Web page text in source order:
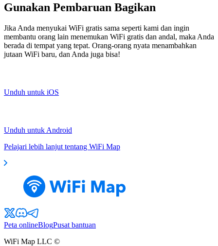
Gunakan Pembaruan Bagikan
Jika Anda menyukai WiFi gratis sama seperti kami dan ingin
membantu orang lain menemukan WiFi gratis dan andal, maka Anda
berada di tempat yang tepat. Orang-orang nyata menambahkan
jutaan WiFi baru, dan Anda juga bisa!
Unduh untuk iOS
Unduh untuk Android
Pelajari lebih lanjut tentang WiFi Map
Peta onlineBlogPusat bantuan
WiFi Map LLC ©